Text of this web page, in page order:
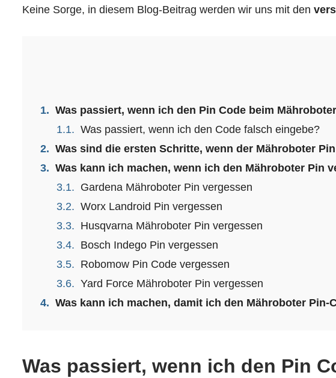
Keine Sorge, in diesem Blog-Beitrag werden wir uns mit den
1. Was passiert, wenn ich den Pin Code beim
1.1. Was passiert, wenn ich den Code falsch eingebe?
2. Was sind die ersten Schritte, wenn der Mähroboter
3. Was kann ich machen, wenn ich den Mähroboter Pin
3.1. Gardena Mähroboter Pin vergessen
3.2. Worx Landroid Pin vergessen
3.3. Husqvarna Mähroboter Pin vergessen
3.4. Bosch Indego Pin vergessen
3.5. Robomow Pin Code vergessen
3.6. Yard Force Mähroboter Pin vergessen
4. Was kann ich machen, damit ich den Mähroboter
Was passiert, wenn ich den Pin